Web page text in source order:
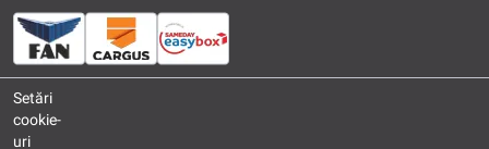
Setări
cookie-
uri